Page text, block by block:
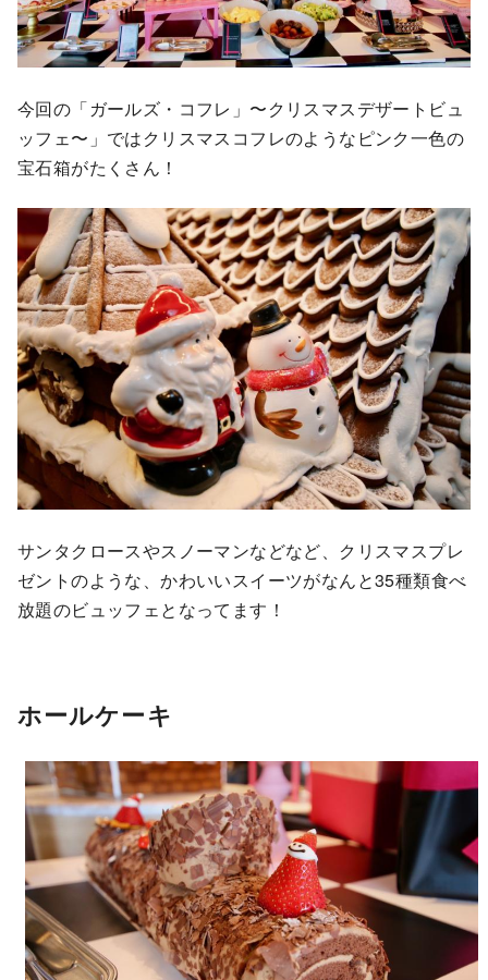
今回の「ガールズ・コフレ」〜クリスマスデザートビュ
ッフェ〜」ではクリスマスコフレのようなピンク一色の
宝石箱がたくさん！
サンタクロースやスノーマンなどなど、クリスマスプレ
ゼントのような、かわいいスイーツがなんと35種類食べ
放題のビュッフェとなってます！
ホールケーキ